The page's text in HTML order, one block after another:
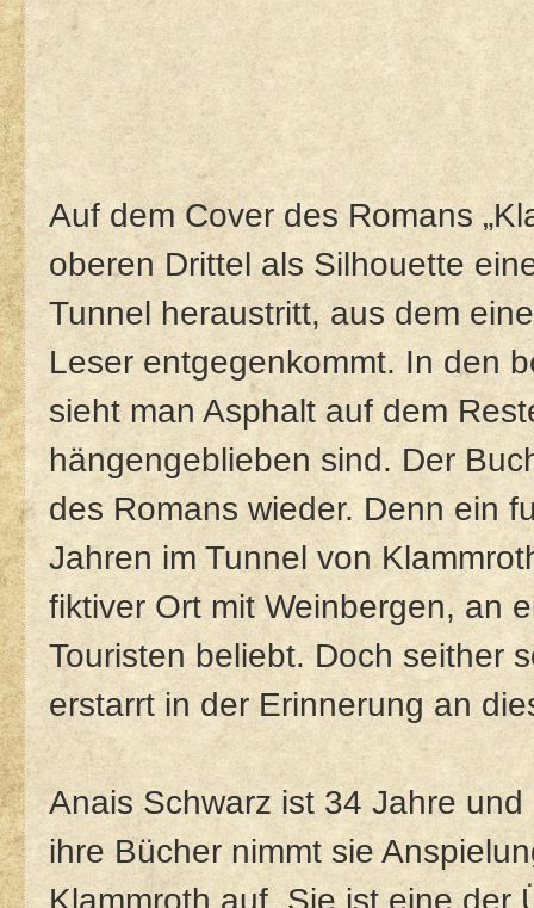
Auf dem Cover des Romans
oberen Drittel als Silhouette
Tunnel heraustritt, aus dem
Leser entgegenkommt. In den
sieht man Asphalt auf dem
hängengeblieben sind. Der
des Romans wieder. Denn ein
Jahren im Tunnel von
fiktiver Ort mit Weinbergen, an
Touristen beliebt. Doch seither
erstarrt in der Erinnerung an
Anais Schwarz ist 34 Jahre
ihre Bücher nimmt sie
Klammroth auf. Sie ist eine der